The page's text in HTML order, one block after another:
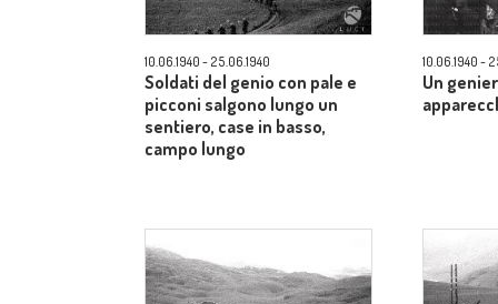
10.06.1940 - 25.06.1940
Soldati del genio con pale e
picconi salgono lungo un
sentiero, case in basso,
campo lungo
10.06.1940 -
Un